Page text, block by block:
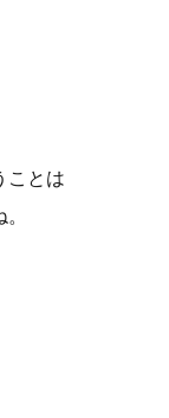
ことは